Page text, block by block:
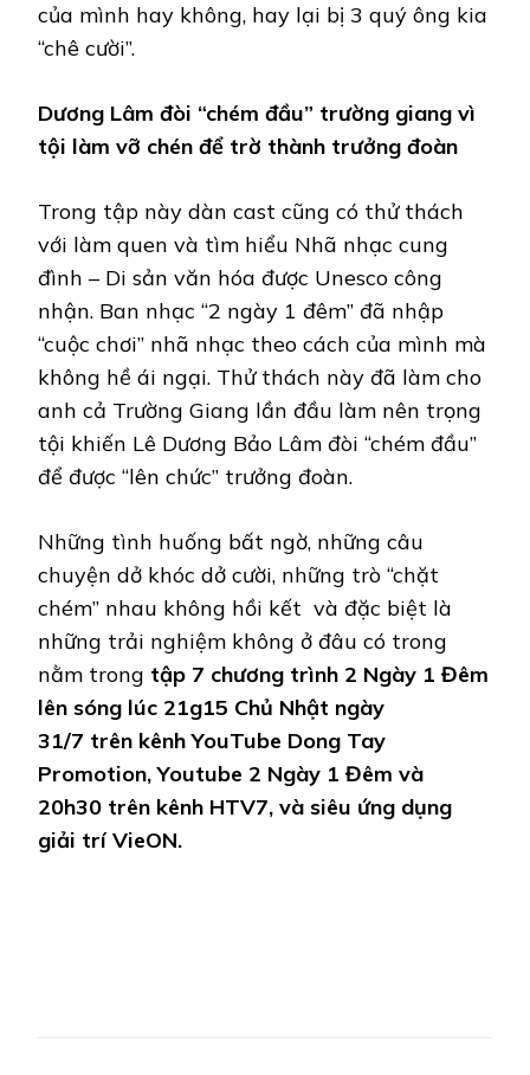
của mình hay không, hay lại bị 3 quý ông kia
“chê cười”.
Dương Lâm đòi “chém đầu” trường giang vì
tội làm vỡ chén để trờ thành trưởng đoàn
Trong tập này dàn cast cũng có thử thách
với làm quen và tìm hiểu Nhã nhạc cung
đình – Di sản văn hóa được Unesco công
nhận. Ban nhạc “2 ngày 1 đêm” đã nhập
“cuộc chơi” nhã nhạc theo cách của mình mà
không hề ái ngại. Thử thách này đã làm cho
anh cả Trường Giang lần đầu làm nên trọng
tội khiến Lê Dương Bảo Lâm đòi “chém đầu”
để được “lên chức” trưởng đoàn.
Những tình huống bất ngờ, những câu
chuyện dở khóc dở cười, những trò “chặt
chém” nhau không hồi kết và đặc biệt là
những trải nghiệm không ở đâu có trong
nằm trong tập 7 chương trình 2 Ngày 1 Đêm
lên sóng lúc 21g15 Chủ Nhật ngày
31/7 trên kênh YouTube Dong Tay
Promotion, Youtube 2 Ngày 1 Đêm và
20h30 trên kênh HTV7, và siêu ứng dụng
giải trí VieON.